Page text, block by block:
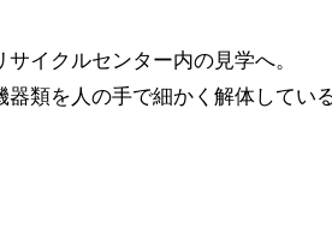
サイクルセンター内の見学へ。
器類を人の手で細かく解体してい